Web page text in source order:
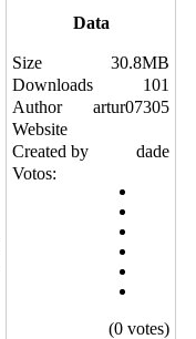
Data
Size
30.8MB
Downloads
101
Author
artur07305
Website
Created by
dade
Votos:
(0 votes)